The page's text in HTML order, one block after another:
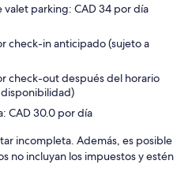
valet parking: CAD 34 por día
check-in anticipado (sujeto a
check-out después del horario
CAD 30.0 por día
incompleta. Además, es posible
no incluyan los impuestos y estén